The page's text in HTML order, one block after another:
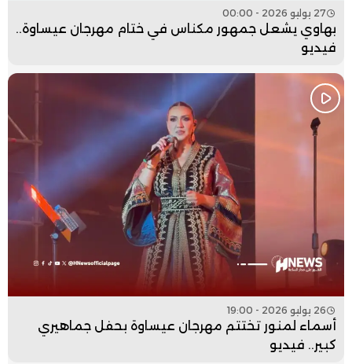
27 يوليو 2026 - 00:00
بهاوي يشعل جمهور مكناس في ختام مهرجان عيساوة..
فيديو
26 يوليو 2026 - 19:00
أسماء لمنور تختتم مهرجان عيساوة بحفل جماهيري
كبير.. فيديو